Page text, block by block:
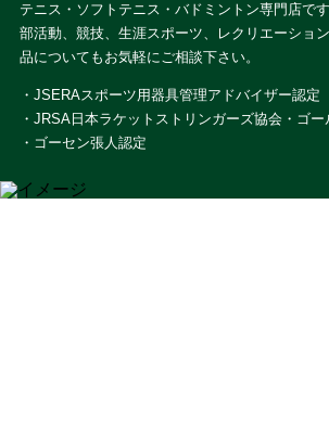
テニス・ソフトテニス・バドミントン専門店で
部活動、競技、生涯スポーツ、レクリエーショ
品についてもお気軽にご相談下さい。
・JSERAスポーツ用器具管理アドバイザー認定
・JRSA日本ラケットストリンガーズ協会・ゴー
・ゴーセン張人認定